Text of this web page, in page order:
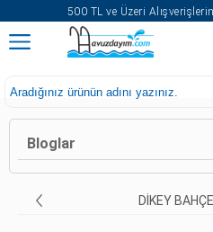
500 TL ve Üzeri
Bloglar
DIKEY